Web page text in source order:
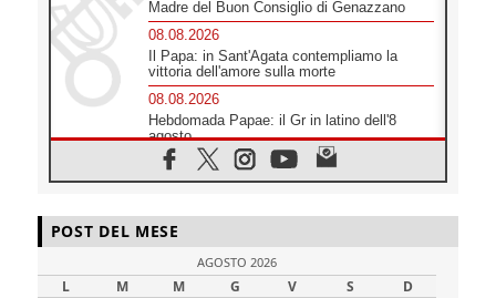
Madre del Buon Consiglio di Genazzano
08.08.2026
Il Papa: in Sant'Agata contempliamo la
vittoria dell'amore sulla morte
08.08.2026
Hebdomada Papae: il Gr in latino dell'8
agosto
08.08.2026
Spin Time, Reina: Cristo non abita nei
senzatetto
08.08.2026
SIGNIS 2026, la comunicazione al servizio
del Vangelo
POST DEL MESE
AGOSTO 2026
L M M G V S
D